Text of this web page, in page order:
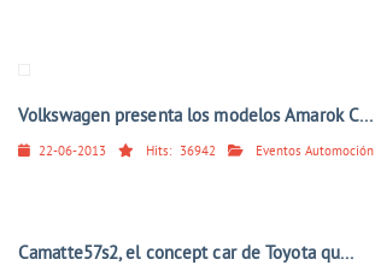
Volkswagen presenta los modelos Amarok C...
22-06-2013 Hits: 36942 Eventos Automoción
Camatte57s2, el concept car de Toyota qu...